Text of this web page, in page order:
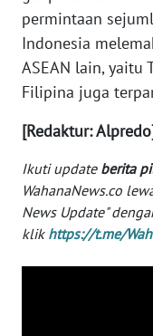
permintaan
Indonesia
ASEAN lain, yaitu
Filipina juga
[Redaktur:
Ikuti update berita
WahanaNews.co
News Update"
klik https://t.me/
WN
JAMBI
WN
WN
NTB
WN
SULTENG